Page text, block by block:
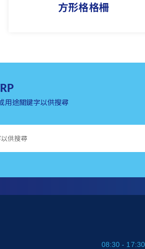
方形格格柵
用途關鍵字以供搜尋
08:30 - 17:30